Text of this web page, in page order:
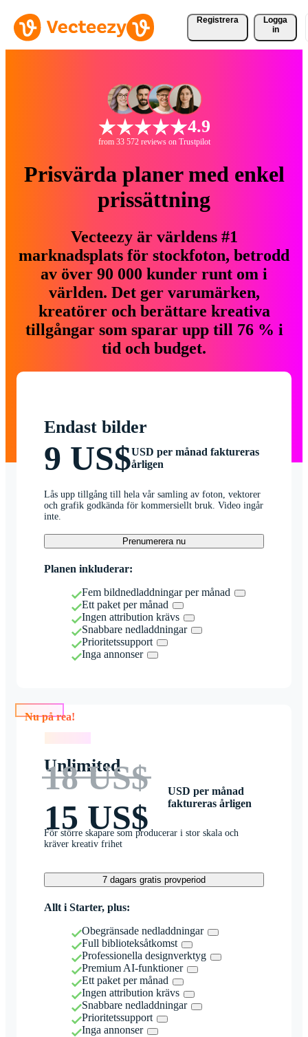
Registrera
Logga
in
4.9
from 33 572 reviews on Trustpilot
Prisvärda planer med enkel
prissättning
Vecteezy är världens #1
marknadsplats för stockfoton, betrodd
av över 90 000 kunder runt om i
världen. Det ger varumärken,
kreatörer och berättare kreativa
tillgångar som sparar upp till 76 % i
tid och budget.
Endast bilder
9 US$USD per månad faktureras
årligen
Lås upp tillgång till hela vår samling av foton, vektorer
och grafik godkända för kommersiellt bruk. Video ingår
inte.
Prenumerera nu
Planen inkluderar:
Fem bildnedladdningar per månad
Ett paket per månad
Ingen attribution krävs
Snabbare nedladdningar
Prioritetssupport
Inga annonser
Nu på rea!
Unlimited
18 US$
15 US$
USD per månad
faktureras årligen
För större skapare som producerar i stor skala och
kräver kreativ frihet
7 dagars gratis provperiod
Allt i Starter, plus:
Obegränsade nedladdningar
Full biblioteksåtkomst
Professionella designverktyg
Premium AI-funktioner
Ett paket per månad
Ingen attribution krävs
Snabbare nedladdningar
Prioritetssupport
Inga annonser